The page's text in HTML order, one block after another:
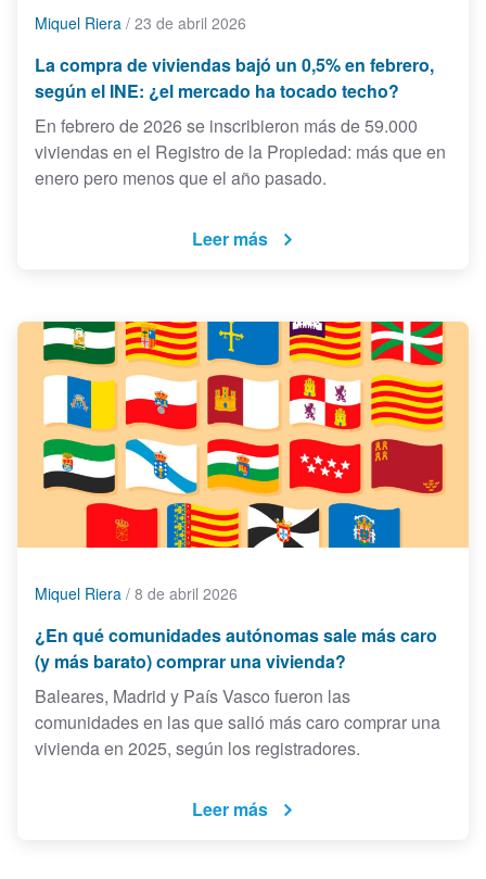
Miquel Riera / 23 de abril 2026
La compra de viviendas bajó un 0,5% en febrero,
según el INE: ¿el mercado ha tocado techo?
En febrero de 2026 se inscribieron más de 59.000
viviendas en el Registro de la Propiedad: más que en
enero pero menos que el año pasado.
Leer más
Miquel Riera / 8 de abril 2026
¿En qué comunidades autónomas sale más caro
(y más barato) comprar una vivienda?
Baleares, Madrid y País Vasco fueron las
comunidades en las que salió más caro comprar una
vivienda en 2025, según los registradores.
Leer más